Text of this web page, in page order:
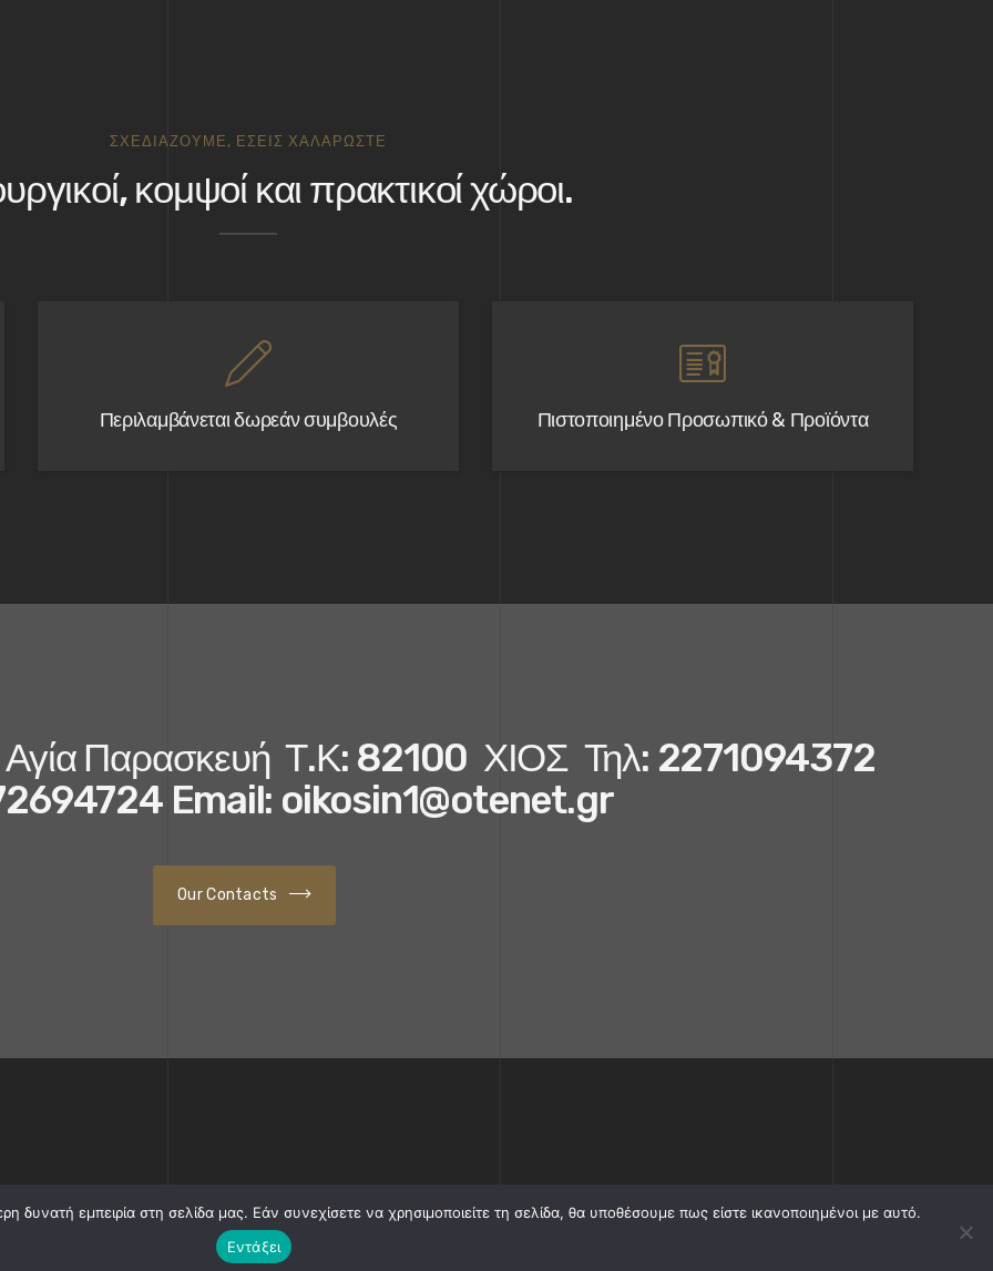
ΣΧΕΔΙΆΖΟΥΜΕ, ΕΣΕΊΣ ΧΑΛΑΡΏΣΤΕ
κομψοί και πρακτικοί χώροι.
Περιλαμβάνεται δωρεάν συμβουλές Πιστοποιημένο Προσωπικό & Προϊόντα
Αγία Παρασκευή Τ.Κ: 82100 ΧΙΟΣ Τηλ: 2271094372
Email: oikosin1@otenet.gr
Our Contacts
All Rights Reserved |Power By :
εμπειρία στη σελίδα μας. Εάν συνεχίσετε να χρησιμοποιείτε τη σελίδα, θα υποθέσουμε πως είστε ικανοποιημένοι με αυτό.
Εντάξει